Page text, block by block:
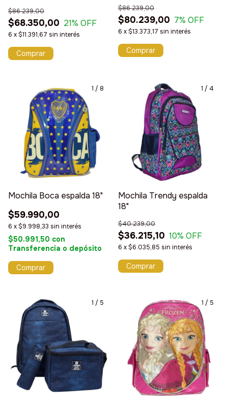
$68.350,00
$86.239,00
21% OFF
6 x$11.391,67 sin interés
$80.239,00
$86.239,00
7% OFF
6 x$13.373,17 sin interés
1 / 8
Mochila Boca espalda 18"
$59.990,00
6 x$9.998,33 sin interés
$50.991,50 con
Transferencia o depósito
1 / 4
Mochila Trendy espalda
18"
$36.215,10
$40.239,00
10% OFF
6 x$6.035,85 sin interés
1 / 5 1 / 5